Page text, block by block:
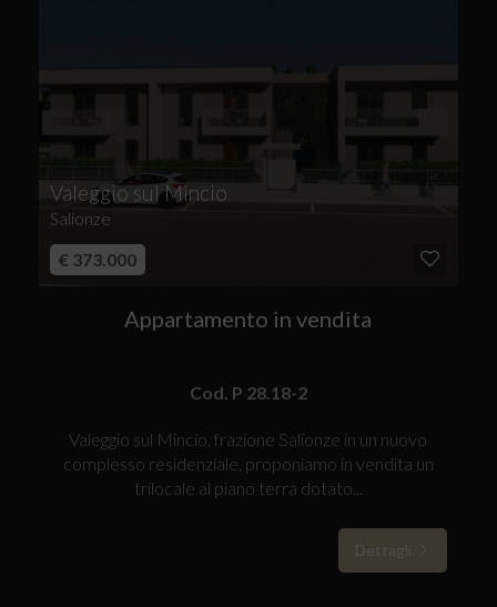
Valeggio sul Mincio
Salionze
€ 373.000
Appartamento in vendita
Cod. P 28.18-2
Valeggio sul Mincio, frazione Salionze in un nuovo
complesso residenziale, proponiamo in vendita un
trilocale al piano terra dotato...
Dettagli